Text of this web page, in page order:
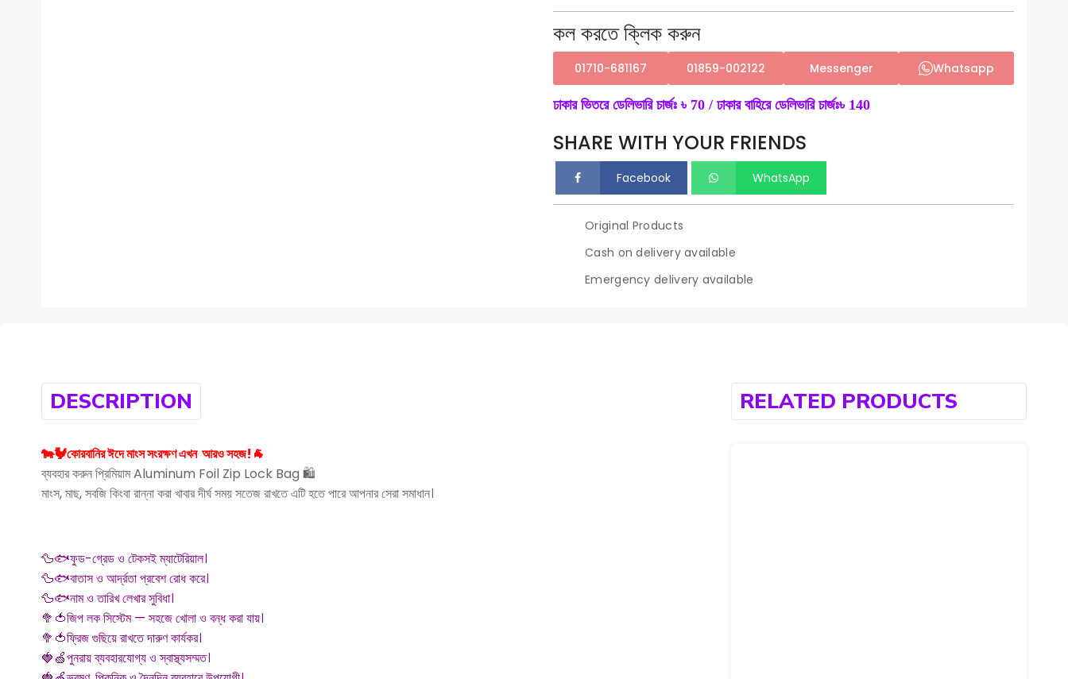
কল করতে ক্লিক করুন
01710-681167 01859-002122 Messenger Whatsapp
ঢাকার ভিতরে ডেলিভারি চার্জঃ ৳ 70 / ঢাকার বাহিরে ডেলিভারি চার্জঃ৳ 140
SHARE WITH YOUR FRIENDS
Facebook WhatsApp
Original Products
Cash on delivery available
Emergency delivery available
DESCRIPTION
🐄🐓কোরবানির ঈদে মাংস সংরক্ষণ এখন আরও সহজ!🐐
ব্যবহার করুন প্রিমিয়াম Aluminum Foil Zip Lock Bag 🛍️
মাংস, মাছ, সবজি কিংবা রান্না করা খাবার দীর্ঘ সময় সতেজ রাখতে এটি হতে পারে আপনার সেরা সমাধান।
🦆🐟ফুড-গ্রেড ও টেকসই ম্যাটেরিয়াল।
🦆🐟বাতাস ও আর্দ্রতা প্রবেশ রোধ করে।
🦆🐟নাম ও তারিখ লেখার সুবিধা।
🥦🍅জিপ লক সিস্টেম — সহজে খোলা ও বন্ধ করা যায়।
🥦🍅ফ্রিজ গুছিয়ে রাখতে দারুণ কার্যকর।
🍓🍏পুনরায় ব্যবহারযোগ্য ও স্বাস্থ্যসম্মত।
RELATED PRODUCTS